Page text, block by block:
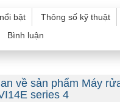
bật Thông số kỹ thuật
Bình luận
về sản phẩm Máy
series 4